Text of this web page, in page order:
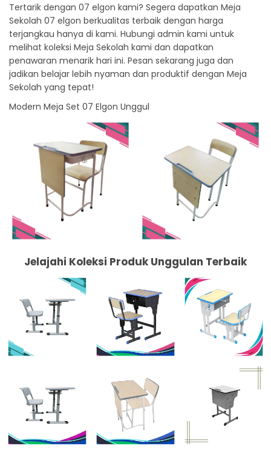
Tertarik dengan 07 elgon kami? Segera dapatkan Meja
Sekolah 07 elgon berkualitas terbaik dengan harga
terjangkau hanya di kami. Hubungi admin kami untuk
melihat koleksi Meja Sekolah kami dan dapatkan
penawaran menarik hari ini. Pesan sekarang juga dan
jadikan belajar lebih nyaman dan produktif dengan Meja
Sekolah yang tepat!
Modern Meja Set 07 Elgon Unggul
Jelajahi Koleksi Produk Unggulan Terbaik